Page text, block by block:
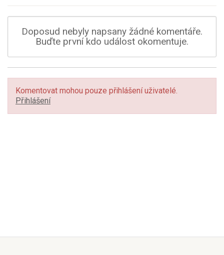
Doposud nebyly napsany žádné komentáře.
Buďte první kdo událost okomentuje.
Komentovat mohou pouze přihlášení uživatelé.
Přihlášení